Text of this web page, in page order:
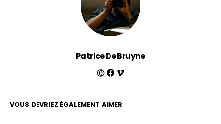
Patrice De Bruyne
VOUS DEVRIEZ ÉGALEMENT AIMER